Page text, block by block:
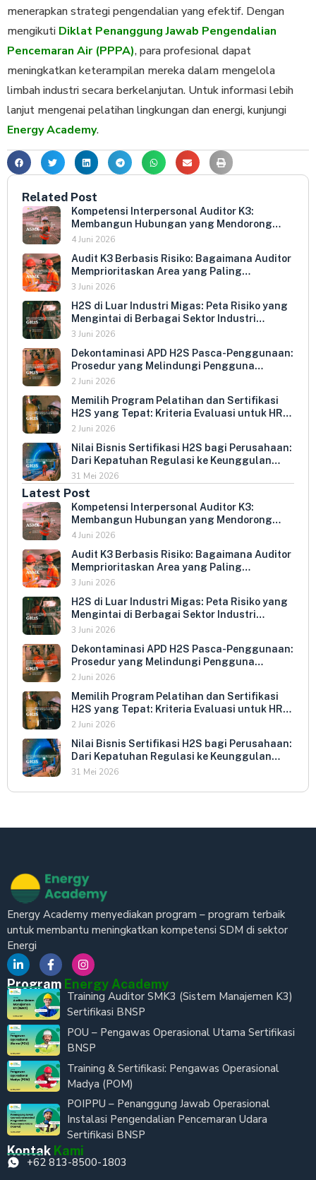
menerapkan strategi pengendalian yang efektif. Dengan
mengikuti Diklat Penanggung Jawab Pengendalian
Pencemaran Air (PPPA), para profesional dapat
meningkatkan keterampilan mereka dalam mengelola
limbah industri secara berkelanjutan. Untuk informasi lebih
lanjut mengenai pelatihan lingkungan dan energi, kunjungi
Energy Academy.
Related Post
Kompetensi Interpersonal Auditor K3:
Membangun Hubungan yang Mendorong
Keterbukaan dan Kepatuhan Sukarela
4 Juni 2026
Audit K3 Berbasis Risiko: Bagaimana Auditor
Memprioritaskan Area yang Paling
Menentukan Kepatuhan Perusahaan
3 Juni 2026
H2S di Luar Industri Migas: Peta Risiko yang
Mengintai di Berbagai Sektor Industri
Indonesia
3 Juni 2026
Dekontaminasi APD H2S Pasca-Penggunaan:
Prosedur yang Melindungi Pengguna
Berikutnya dan Memperpanjang Umur
2 Juni 2026
Memilih Program Pelatihan dan Sertifikasi
H2S yang Tepat: Kriteria Evaluasi untuk HR
dan HSE Manager
2 Juni 2026
Nilai Bisnis Sertifikasi H2S bagi Perusahaan:
Dari Kepatuhan Regulasi ke Keunggulan
Kompetitif
31 Mei 2026
Latest Post
Kompetensi Interpersonal Auditor K3:
Membangun Hubungan yang Mendorong
Keterbukaan dan Kepatuhan Sukarela
4 Juni 2026
Audit K3 Berbasis Risiko: Bagaimana Auditor
Memprioritaskan Area yang Paling
Menentukan Kepatuhan Perusahaan
3 Juni 2026
H2S di Luar Industri Migas: Peta Risiko yang
Mengintai di Berbagai Sektor Industri
Indonesia
3 Juni 2026
Dekontaminasi APD H2S Pasca-Penggunaan:
Prosedur yang Melindungi Pengguna
Berikutnya dan Memperpanjang Umur
2 Juni 2026
Memilih Program Pelatihan dan Sertifikasi
H2S yang Tepat: Kriteria Evaluasi untuk HR
dan HSE Manager
2 Juni 2026
Nilai Bisnis Sertifikasi H2S bagi Perusahaan:
Dari Kepatuhan Regulasi ke Keunggulan
Kompetitif
31 Mei 2026
Energy Academy menyediakan program – program terbaik
untuk membantu meningkatkan kompetensi SDM di sektor
Energi
Program Energy Academy
Training Auditor SMK3 (Sistem Manajemen K3)
Sertifikasi BNSP
POU – Pengawas Operasional Utama Sertifikasi
BNSP
Training & Sertifikasi: Pengawas Operasional
Madya (POM)
POIPPU – Penanggung Jawab Operasional
Instalasi Pengendalian Pencemaran Udara
Sertifikasi BNSP
Kontak Kami
+62 813-8500-1803